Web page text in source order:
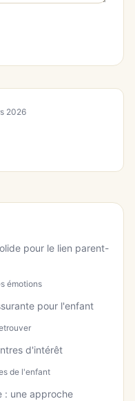
2026
pour le lien parent-
émotions
pour l'enfant
d'intérêt
de l'enfant
: une approche